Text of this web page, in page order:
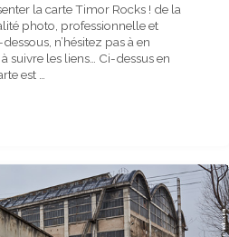
la dernière carte Timor
photo, professionnelle et
n’hésitez pas à en
suivre les liens… Ci-dessus en
aussi disponible en …
la carte Timor Rocks ! de la
photo, professionnelle et
n’hésitez pas à en
suivre les liens… Ci-dessus en
est …